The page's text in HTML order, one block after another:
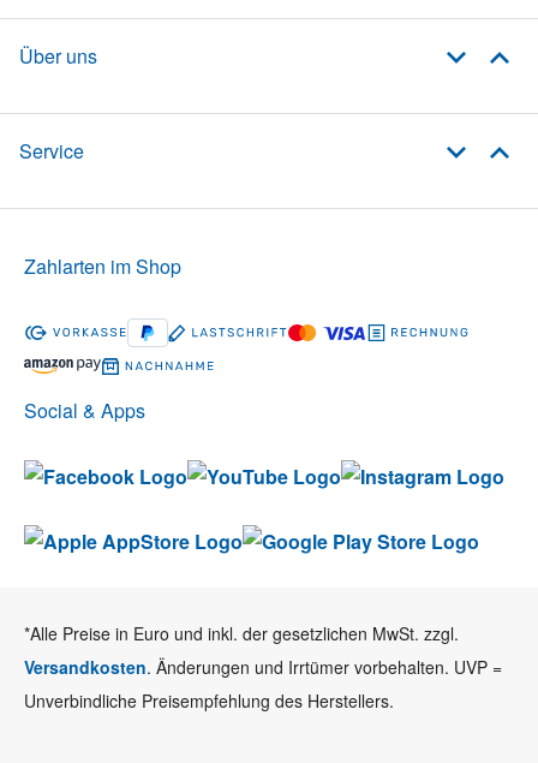
Über uns
Service
Social & Apps
Zahlarten im Shop
*Alle Preise in Euro und inkl. der gesetzlichen MwSt. zzgl.
Versandkosten. Änderungen und Irrtümer vorbehalten. UVP =
Unverbindliche Preisempfehlung des Herstellers.